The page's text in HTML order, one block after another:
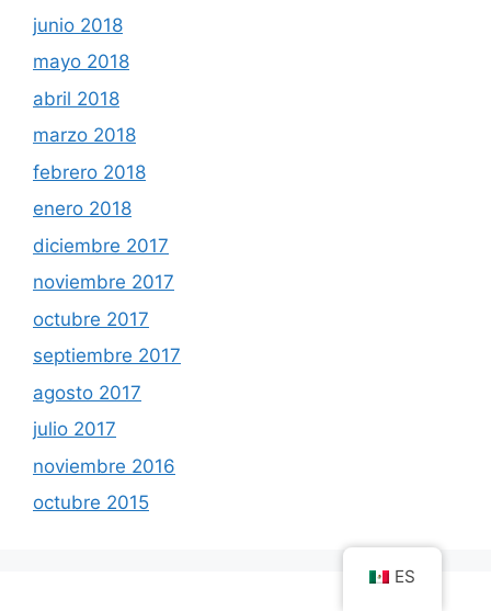
junio 2018
mayo 2018
abril 2018
marzo 2018
febrero 2018
enero 2018
diciembre 2017
noviembre 2017
octubre 2017
septiembre 2017
agosto 2017
julio 2017
noviembre 2016
octubre 2015
ES